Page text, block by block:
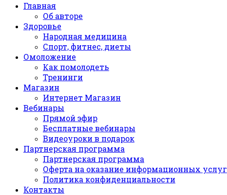
Главная
Об авторе
Здоровье
Народная медицина
Спорт, фитнес, диеты
Омоложение
Как помолодеть
Тренинги
Магазин
Интернет Магазин
Вебинары
Прямой эфир
Бесплатные вебинары
Видеоуроки в подарок
Партнерская программа
Партнерская программа
Оферта на оказание информационных услуг
Политика конфиденциальности
Контакты